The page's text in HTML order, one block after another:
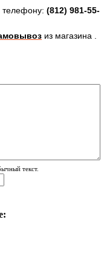
телефону: (812) 981-55-
из магазина .
текст.